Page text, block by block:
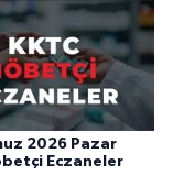
2026 Pazar
Eczaneler